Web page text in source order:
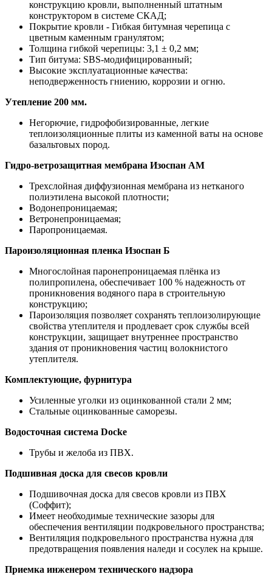
конструкцию кровли, выполненный штатным
конструктором в системе СКАД;
Покрытие кровли - Гибкая битумная черепица с
цветным каменным гранулятом;
Толщина гибкой черепицы: 3,1 ± 0,2 мм;
Тип битума: SBS-модифицированный;
Высокие эксплуатационные качества:
неподверженность гниению, коррозии и огню.
Утепление 200 мм.
Негорючие, гидрофобизированные, легкие
теплоизоляционные плиты из каменной ваты на основе
базальтовых пород.
Гидро-ветрозащитная мембрана Изоспан АМ
Трехслойная диффузионная мембрана из нетканого
полиэтилена высокой плотности;
Водонепроницаемая;
Ветронепроницаемая;
Паропроницаемая.
Пароизоляционная пленка Изоспан Б
Многослойная паронепроницаемая плёнка из
полипропилена, обеспечивает 100 % надежность от
проникновения водяного пара в строительную
конструкцию;
Пароизоляция позволяет сохранять теплоизолирующие
свойства утеплителя и продлевает срок службы всей
конструкции, защищает внутреннее пространство
здания от проникновения частиц волокнистого
утеплителя.
Комплектующие, фурнитура
Усиленные уголки из оцинкованной стали 2 мм;
Стальные оцинкованные саморезы.
Водосточная система Docke
Трубы и желоба из ПВХ.
Подшивная доска для свесов кровли
Подшивочная доска для свесов кровли из ПВХ
(Соффит);
Имеет необходимые технические зазоры для
обеспечения вентиляции подкровельного пространства;
Вентиляция подкровельного пространства нужна для
предотвращения появления наледи и сосулек на крыше.
Приемка инженером технического надзора